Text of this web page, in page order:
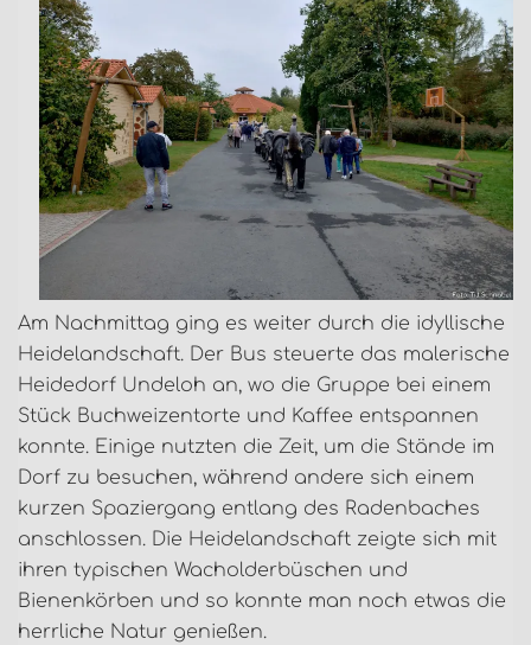
Am Nachmittag ging es weiter durch die idyllische
Heidelandschaft. Der Bus steuerte das malerische
Heidedorf Undeloh an, wo die Gruppe bei einem
Stück Buchweizentorte und Kaffee entspannen
konnte. Einige nutzten die Zeit, um die Stände im
Dorf zu besuchen, während andere sich einem
kurzen Spaziergang entlang des Radenbaches
anschlossen. Die Heidelandschaft zeigte sich mit
ihren typischen Wacholderbüschen und
Bienenkörben und so konnte man noch etwas die
herrliche Natur genießen.